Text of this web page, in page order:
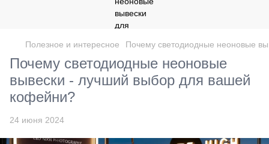
Полезное и интересное Почему светодиодные неоновые
Почему светодиодные неоновые
вывески - лучший выбор для вашей
кофейни?
24 июня 2024